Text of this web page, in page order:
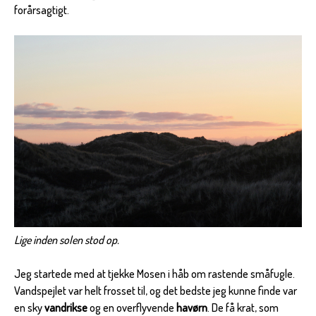
forårsagtigt.
Lige inden solen stod op.
Jeg startede med at tjekke Mosen i håb om rastende småfugle.
Vandspejlet var helt frosset til, og det bedste jeg kunne finde var
en skyvandrikseog en overflyvende havørn. De få krat, som